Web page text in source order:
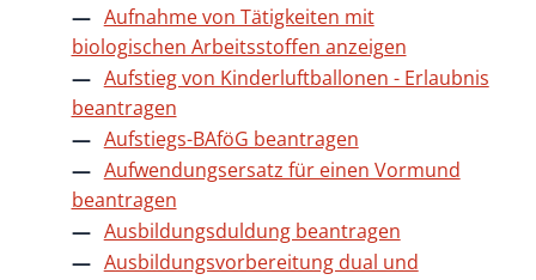
Aufnahme von Tätigkeiten mit
biologischen Arbeitsstoffen anzeigen
Aufstieg von Kinderluftballonen - Erlaubnis
beantragen
Aufstiegs-BAföG beantragen
Aufwendungsersatz für einen Vormund
beantragen
Ausbildungsduldung beantragen
Ausbildungsvorbereitung dual und